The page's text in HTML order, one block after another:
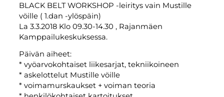
BLACK BELT WORKSHOP -leiritys vain Mustille
vöille ( 1.dan -ylöspäin)
La 3.3.2018 Klo 09.30-14.30 , Rajanmäen
Kamppailukeskuksessa.
Päivän aiheet:
* vyöarvokohtaiset liikesarjat, tekniikoineen
* askelottelut Mustille vöille
* voimamurskaukset + voiman teoria